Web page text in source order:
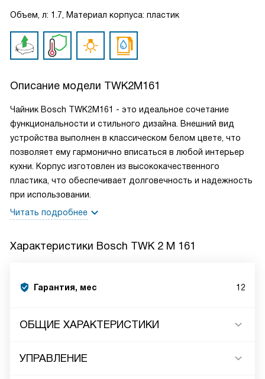
Объем, л: 1.7, Материал корпуса: пластик
Описание модели TWK2M161
Чайник Bosch TWK2M161 - это идеальное сочетание
функциональности и стильного дизайна. Внешний вид
устройства выполнен в классическом белом цвете, что
позволяет ему гармонично вписаться в любой интерьер
кухни. Корпус изготовлен из высококачественного
пластика, что обеспечивает долговечность и надежность
при использовании.
Читать подробнее
Характеристики Bosch TWK 2 M 161
Гарантия, мес 12
ОБЩИЕ ХАРАКТЕРИСТИКИ
УПРАВЛЕНИЕ